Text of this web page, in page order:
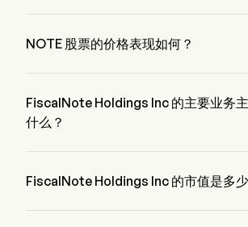
NOTE 股票的价格表现如何？
FiscalNote Holdings Inc 的主要业务
什么？
FiscalNote Holdings Inc 的市值是多